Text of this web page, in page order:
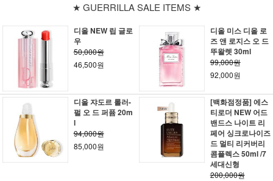
★ GUERRILLA SALE ITEMS ★
디올 NEW 립 글로
우
50,000원
46,500원
디올 미스 디올 로
즈 앤 로지스 오 드
뚜왈렛 30ml
99,000원
92,000원
디올 쟈도르 롤러-
펄 오 드 퍼퓸 20m
l
94,000원
85,000원
[백화점정품] 에스
티로더 NEW 어드
밴드스 나이트 리
페어 싱크로나이즈
드 멀티 리커버리
콤플렉스 50ml /7
세대신형
200,000원